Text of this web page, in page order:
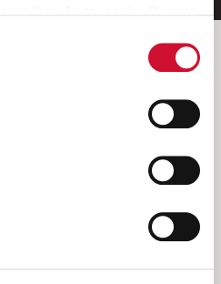
klicken, so stimmen
Cookies zu. Sie können
jederzeit widerrufen,
aufrufen und diese
Bezirksverbandes Unterfranken